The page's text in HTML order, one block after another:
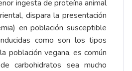
ingesta de proteína animal
dispara la presentación
en población susceptible
como son los tipos
población vegana, es común
carbohidratos sea mucho